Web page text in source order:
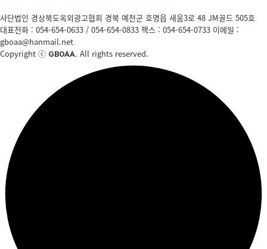
사단법인 경상북도옥외광고협회 경북 예천군 호명읍 새움3로 48 JM골드 505호
대표전화 : 054-654-0633 / 054-654-0833 팩스 : 054-654-0733 이메일 :
gboaa@hanmail.net
Copyright ⓒ GBOAA. All rights reserved.